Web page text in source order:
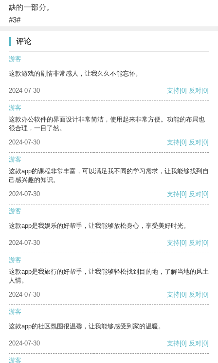
缺的一部分。
#3#
评论
游客
这款游戏的剧情非常感人，让我久久不能忘怀。
2024-07-30 支持[0] 反对[0]
游客
这款办公软件的界面设计非常简洁，使用起来非常方便。功能的布局也
很合理，一目了然。
2024-07-30
支持[0] 反对[0]
游客
这款app的课程非常丰富，可以满足我不同的学习需求，让我能够找到自
己感兴趣的知识。
2024-07-30
支持[0] 反对[0]
游客
这款app是我娱乐的好帮手，让我能够放松身心，享受美好时光。
2024-07-30 支持[0] 反对[0]
游客
这款app是我旅行的好帮手，让我能够轻松找到目的地，了解当地的风土
人情。
2024-07-30
支持[0] 反对[0]
游客
这款app的社区氛围很温馨，让我能够感受到家的温暖。
2024-07-30 支持[0] 反对[0]
游客